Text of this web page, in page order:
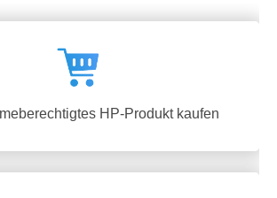
HP-Produkt kaufen